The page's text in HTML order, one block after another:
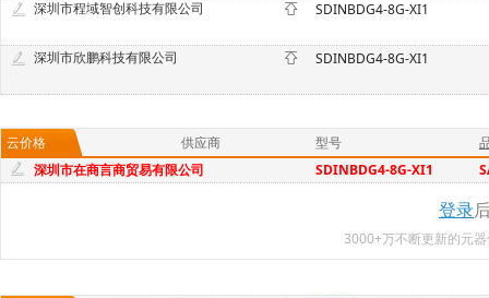
深圳市程域智创科技有限公司 SDINBDG4-8G-XI1
深圳市欣鹏科技有限公司 SDINBDG4-8G-XI1
云价格 供应商 型号
深圳市在商言商贸易有限公司
SDINBDG4-8G-XI1
登录
3000+万不断更新的元